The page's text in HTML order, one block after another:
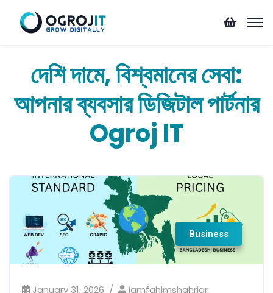
দেশি দামে, বিশ্বমানের সেবা:
আপনার ব্যবসার ডিজিটাল পার্টনার
Ogroj IT
Business
January 31, 2026 Iamfahimshahriar